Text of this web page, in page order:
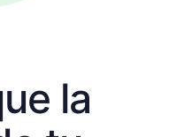
la